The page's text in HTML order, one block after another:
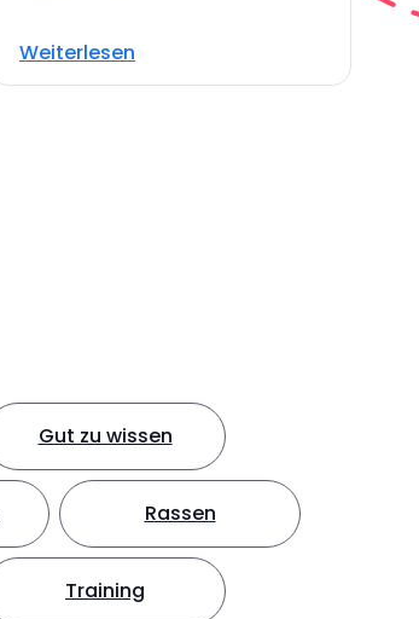
Weiterlesen
Gut zu wissen
Rassen
Training